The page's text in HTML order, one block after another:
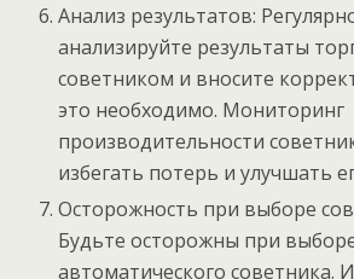
Анализ результатов:
анализируйте результаты
советником и вносите
это необходимо. Мониторинг
производительности
избегать потерь и улучшать
Осторожность при выборе
Будьте осторожны при
автоматического советника.